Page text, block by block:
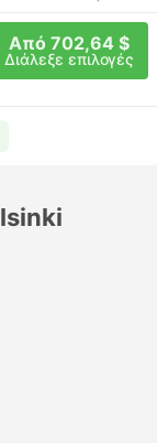
Από 702,64 $
Διάλεξε επιλογές